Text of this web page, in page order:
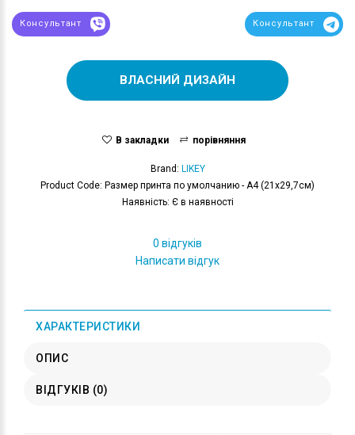
Консультант Консультант
ВЛАСНИЙ ДИЗАЙН
В закладки порівняння
Brand: LIKEY
Product Code: Размер принта по умолчанию - А4 (21x29,7см)
Наявність: Є в наявності
0 відгуків
Написати відгук
ХАРАКТЕРИСТИКИ
ОПИС
ВІДГУКІВ (0)